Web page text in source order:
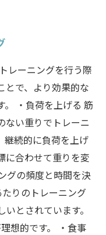
レーニングを行う際
とで、より効果的な
。 ・負荷を上げる 筋
ない重りでトレーニ
継続的に負荷を上げ
に合わせて重りを変
グの頻度と時間を決
りのトレーニング
とされています。
想的です。 ・食事